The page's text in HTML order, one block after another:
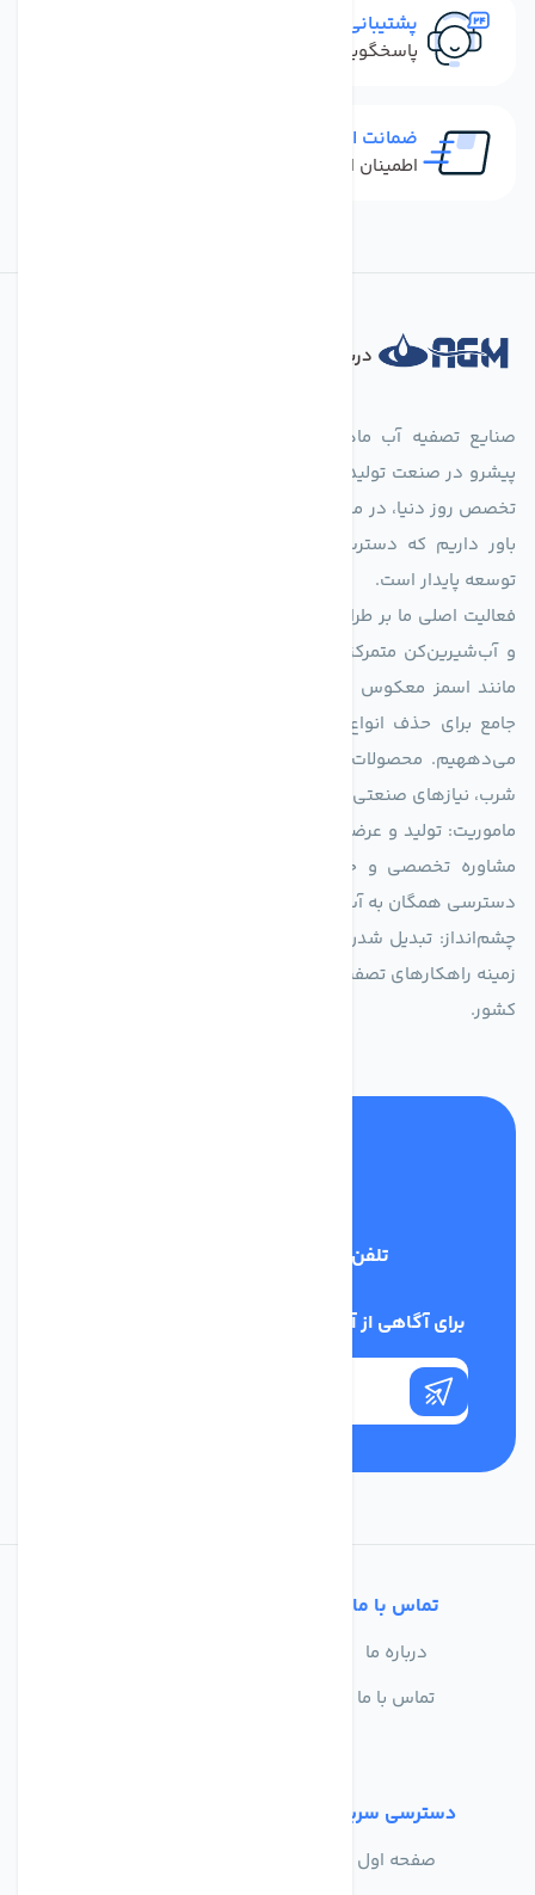
پشتیبانی سریع
پاسخگویی سریع به تماس‌ها و پیام‌ها
ضمانت اصل بودن کالا
اطمینان از خرید کالای اورجینال
درباره فروشگاه
پیشرو در صنعت تولید تجهیزات تصفیه آب، با تکیه بر دانش فنی و
تخصص روز دنیا، در مسیر تأمین آب سالم و پایدار گام برمی‌دارد. ما
باور داریم که دسترسی به آب پاک، یک حق اساسی و زیربنای
توسعه پایدار است.
فعالیت اصلی ما بر طراحی و تولید سیستم‌های پیشرفته تصفیه آب
و آب‌شیرین‌کن متمرکز است. ما با بهره‌گیری از فناوری‌های نوین
جامع برای حذف انواع آلاینده‌ها، املاح و نمک از منابع آبی ارائه
می‌دههیم. محصولات ما برای مصارف متنوعی از جمله تأمین آب
شرب، نیازهای صنعتی و کشاورزی طراحی و بهینه‌سازی شده‌اند.
ماموریت: تولید و عرضه محصولاتی با بالاترین استاندارد کیفی، ارائه
مشاوره تخصصی و خدمات پس از فروش مطمئن برای تضمین
دسترسی همگان به آب پاک و سالم.
چشم‌انداز: تبدیل شدن به انتخاب اول صنایع و مصرف‌کنندگان در
زمینه راهکارهای تصفیه آب و ایفای نقشی کلیدی در حفظ منابع آبی
کشور.
تلفن پشتیبانی
برای آگاهی از آخرین اخبار در خبرنامه ما عضو شوید
تماس با ما
درباره ما
تماس با ما
دسترسی سریع
صفحه اول